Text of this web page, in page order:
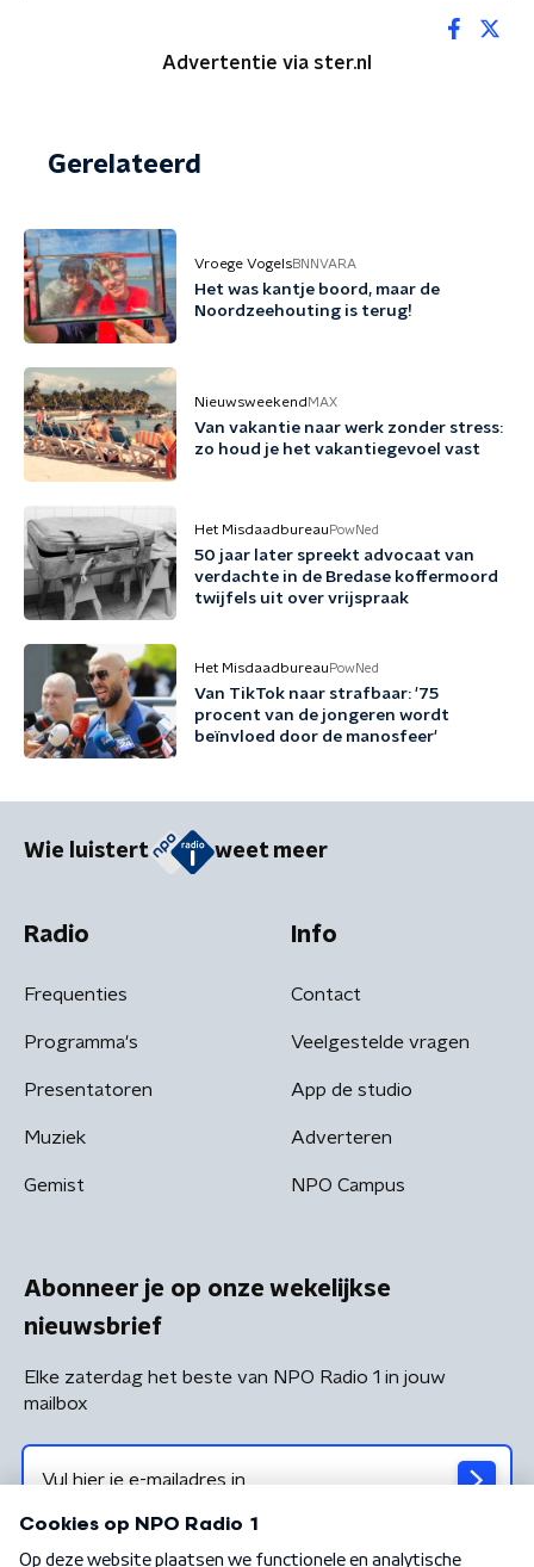
Advertentie via ster.nl
Gerelateerd
Vroege VogelsBNNVARA
Het was kantje boord, maar de
Noordzeehouting is terug!
Nieuwsweekend MAX
Van vakantie naar werk zonder stress:
zo houd je het vakantiegevoel vast
Het Misdaadbureau PowNed
50 jaar later spreekt advocaat van
verdachte in de Bredase koffermoord
twijfels uit over vrijspraak
Het Misdaadbureau PowNed
Van TikTok naar strafbaar: '75
procent van de jongeren wordt
beïnvloed door de manosfeer'
Wie luistert weet meer
Radio
Frequenties
Programma's
Presentatoren
Muziek
Gemist
Info
Contact
Veelgestelde vragen
App de studio
Adverteren
NPO Campus
Abonneer je op onze wekelijkse
nieuwsbrief
Elke zaterdag het beste van NPO Radio 1 in jouw
mailbox